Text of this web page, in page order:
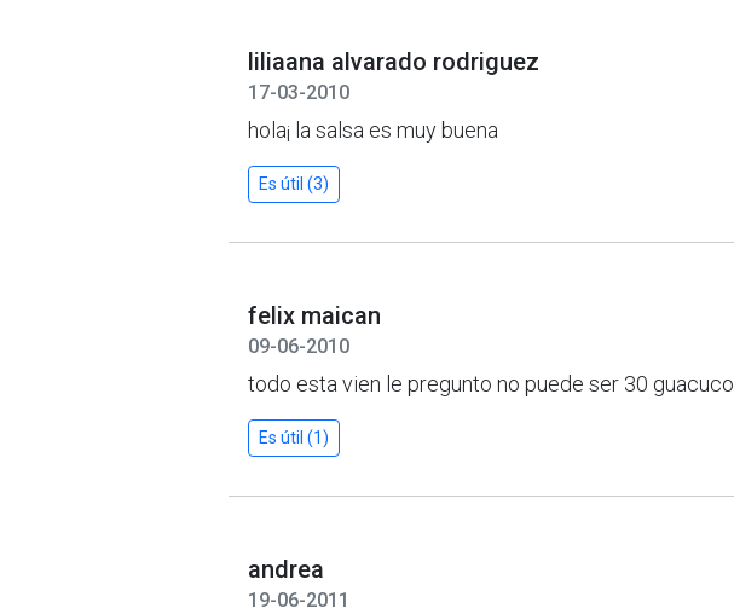
liliaana alvarado rodriguez
17-03-2010
hola¡ la salsa es muy buena
Es útil (3)
felix maican
09-06-2010
todo esta vien le pregunto no puede ser 30 guacuco
Es útil (1)
andrea
19-06-2011